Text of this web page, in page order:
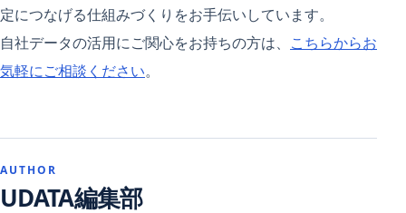
定につなげる仕組みづくりをお手伝いしています。
自社データの活用にご関心をお持ちの方は、 こちらからお
気軽にご相談ください。
AUTHOR
UDATA編集部